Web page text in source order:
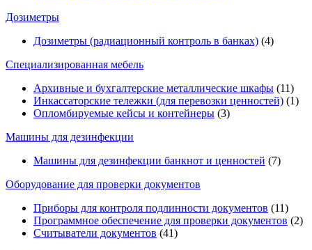
Дозиметры
Дозиметры (радиационный контроль в банках) (4)
Специализированная мебель
Архивные и бухгалтерские металлические шкафы (11)
Инкассаторские тележки (для перевозки ценностей) (1)
Опломбируемые кейсы и контейнеры (3)
Машины для дезинфекции
Машины для дезинфекции банкнот и ценностей (7)
Оборудование для проверки документов
Приборы для контроля подлинности документов (11)
Программное обеспечение для проверки документов (2)
Считыватели документов (41)